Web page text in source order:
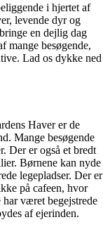
i hjertet af
levende dyr og
en dejlig dag
mange besøgende,
Lad os dykke ned
Haver er de
Mange besøgende
Der er også et bredt
Børnene kan nyde
legepladser. Der er
på cafeen, hvor
har været begejstrede
af ejerinden.